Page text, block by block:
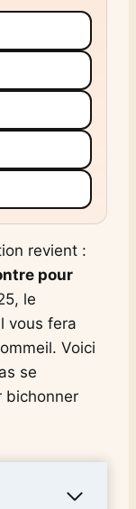
revient :
pour
le
vous fera
Voici
se
bichonner